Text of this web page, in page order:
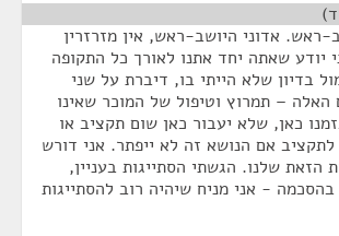
ראש. אדוני היושב-ראש, אין מזרזרין
יודע שאתה יחד אתנו לאורך כל התקופה
בדיון שלא הייתי בו, דיברת על שני
האלה – תמרוץ וטיפול של המוכר שאינו
כאן, שלא יעבור כאן שום תקציב או
אם הנושא זה לא ייפתר. אני דורש
הזאת שלנו. הגשתי הסתייגות בעניין,
- אני מניח שיהיה רוב להסתייגות